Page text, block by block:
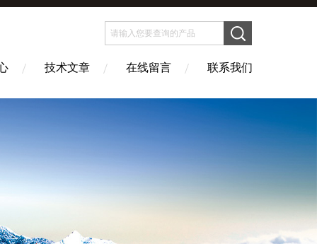
技术文章 在线留言 联系我们